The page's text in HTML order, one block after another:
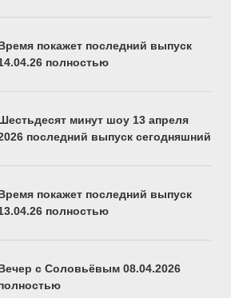
покажет последний выпуск
полностью
минут шоу 13 апреля
последний выпуск сегодняшний
покажет последний выпуск
полностью
с Соловьёвым 08.04.2026